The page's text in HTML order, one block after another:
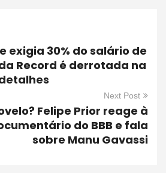
exigia 30% do salário de
Record é derrotada na
Next Post
Felipe Prior reage à
do BBB e fala
sobre Manu Gavassi